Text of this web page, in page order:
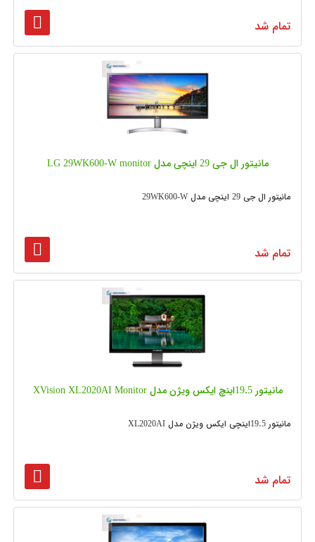
تمام شد
مانیتور ال جی 29 اینچی مدل LG 29WK600-W monitor
مانیتور ال جی 29 اینچی مدل 29WK600-W
تمام شد
مانیتور 19.5اینچ ایکس ویژن مدل XVision XL2020AI Monitor
مانیتور 19.5اینچی ایکس ویژن مدل XL2020AI
تمام شد